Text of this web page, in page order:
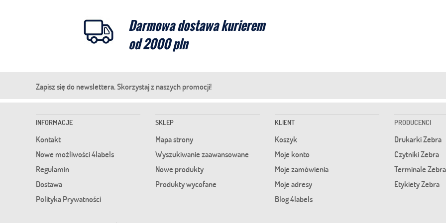
Darmowa dostawa kurierem
od 2000 pln
Zapisz się do newslettera. Skorzystaj z naszych promocji!
INFORMACJE
Kontakt
Nowe możliwości 4labels
Regulamin
Dostawa
Polityka Prywatności
SKLEP
Mapa strony
Wyszukiwanie zaawansowane
Nowe produkty
Produkty wycofane
KLIENT
Koszyk
Moje konto
Moje zamówienia
Moje adresy
Blog 4labels
PRODUCENCI
Drukarki Zebra
Czytniki Zebra
Terminale Zebra
Etykiety Zebra